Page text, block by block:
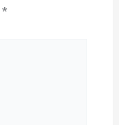
*